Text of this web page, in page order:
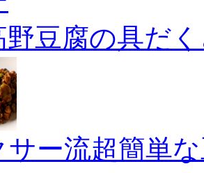
野豆腐の具だ
サー流超簡単